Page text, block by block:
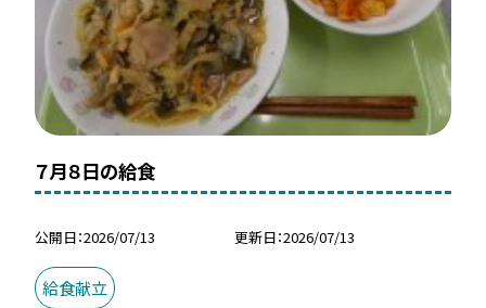
７月８日の給食
公開日 2026/07/13 更新日 2026/07/13
給食献立